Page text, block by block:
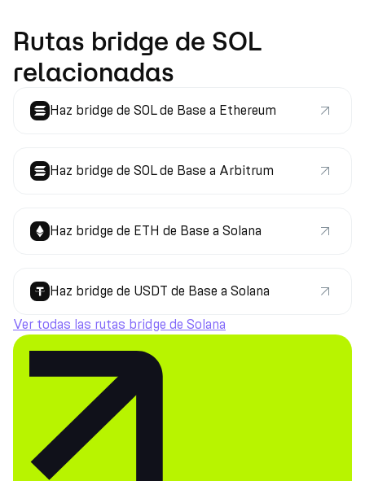
Rutas bridge de SOL
relacionadas
Haz bridge de SOL de Base a Ethereum
Haz bridge de SOL de Base a Arbitrum
Haz bridge de ETH de Base a Solana
Haz bridge de USDT de Base a Solana
Ver todas las rutas bridge de Solana